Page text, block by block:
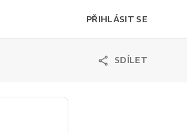
PŘIHLÁSIT SE
SDÍLET